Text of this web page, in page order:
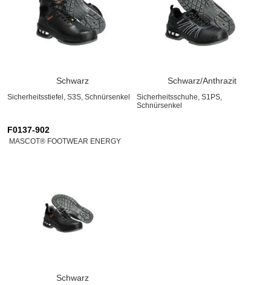
Schwarz
Sicherheitsstiefel, S3S, Schnürsenkel
Schwarz/Anthrazit
Sicherheitsschuhe, S1PS,
Schnürsenkel
F0137-902
MASCOT® FOOTWEAR ENERGY
Schwarz